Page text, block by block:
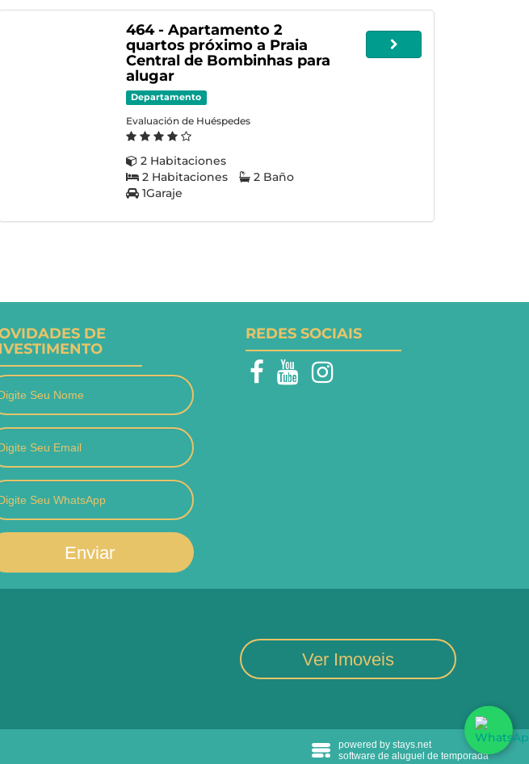
464 - Apartamento 2
quartos próximo a Praia
Central de Bombinhas para
alugar
Departamento
Evaluación de Huéspedes
2 Habitaciones
2 Habitaciones
2 Baño
1Garaje
DE
Enviar
REDES SOCIAIS
Ver Imoveis
powered by stays.net
software de aluguel de temporada